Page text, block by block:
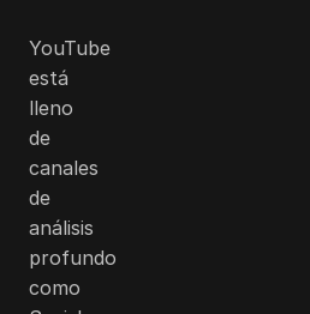
YouTube
está
lleno
de
canales
de
análisis
profundo
como